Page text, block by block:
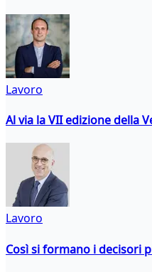
Lavoro
Al via la VII edizione della
Lavoro
Così si formano i decisori